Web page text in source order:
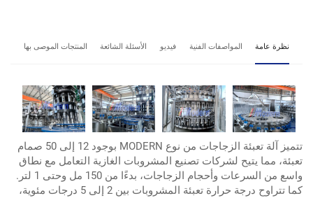
نظرة عامة المواصفات الفنية فيديو الأسئلة الشائعة المنتجات الموصى بها
تتميز آلة تعبئة الزجاجات من نوع MODERN بوجود 12 إلى 50 صمام
تعبئة، مما يتيح لشركات تصنيع المشروبات الغازية التعامل مع نطاق
واسع من السرعات وأحجام الزجاجات، بدءًا من 150 مل وحتى 1 لتر.
كما تتراوح درجة حرارة تعبئة المشروبات بين 2 إلى 5 درجات مئوية،